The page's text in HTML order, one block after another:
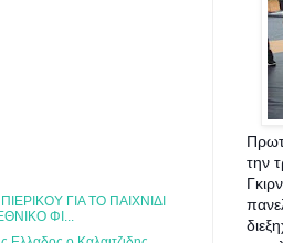
την
ΓΙΑ ΤΟ ΠΑΙΧΝΙΔΙ
ΦΙ...